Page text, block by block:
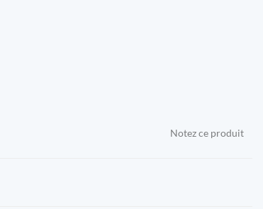
Notez ce produit